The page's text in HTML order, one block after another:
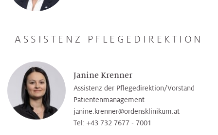
ASSISTENZ PFLEGEDIREKTION
Janine Krenner
Assistenz der Pflegedirektion/Vorstand
Patientenmanagement
janine.krenner@­ordensklinikum.at
Tel: +43 732 7677 - 7001